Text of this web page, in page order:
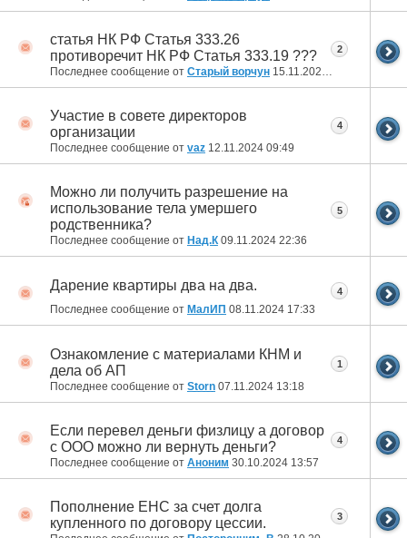
статья НК РФ Статья 333.26
противоречит НК РФ Статья 333.19 ???
Последнее сообщение от Старый ворчун 15.11.2024 12:48
2
Участие в совете директоров
организации
Последнее сообщение от vaz 12.11.2024 09:49
4
Можно ли получить разрешение на
использование тела умершего
родственника?
Последнее сообщение от Над.К 09.11.2024 22:36
5
Дарение квартиры два на два.
Последнее сообщение от МалИП 08.11.2024 17:33
4
Ознакомление с материалами КНМ и
дела об АП
Последнее сообщение от Storn 07.11.2024 13:18
1
Если перевел деньги физлицу а договор
с ООО можно ли вернуть деньги?
Последнее сообщение от Аноним 30.10.2024 13:57
4
Пополнение ЕНС за счет долга
купленного по договору цессии.
3